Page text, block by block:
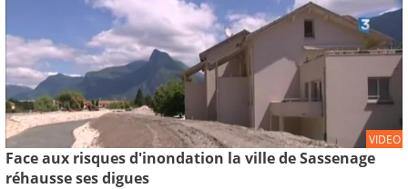
VIDEO
Face aux risques d'inondation la ville de Sassenage
réhausse ses digues